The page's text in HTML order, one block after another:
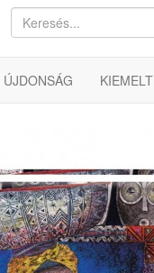
ÚJDONSÁG KIEMELT